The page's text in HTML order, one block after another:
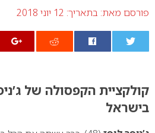
פורסם מאת: בתאריך: 12 יוני 2018
קולקציית הקפסולה של
בישראל